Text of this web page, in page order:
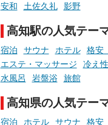
ね。
安和
土佐久礼 影野
高知駅の人気テー
宿泊 サウナ ホテル 格安
エステ・マッサージ
冷え性
水風呂
岩盤浴 旅館
高知県の人気テー
宿泊 ホテル サウナ 格安